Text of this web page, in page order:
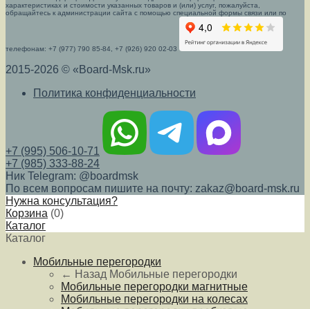
характеристиках и стоимости указанных товаров и (или) услуг, пожалуйста,
обращайтесь к администрации сайта с помощью специальной формы связи или по
телефонам: +7 (977) 790 85-84, +7 (926) 920 02-03
2015-2026 © «Board-Msk.ru»
Политика конфиденциальности
+7 (995) 506-10-71
+7 (985) 333-88-24
Ник Telegram: @boardmsk
По всем вопросам пишите на почту: zakaz@board-msk.ru
Нужна консультация?
Корзина (0)
Каталог
Каталог
Мобильные перегородки
← Назад Мобильные перегородки
Мобильные перегородки магнитные
Мобильные перегородки на колесах